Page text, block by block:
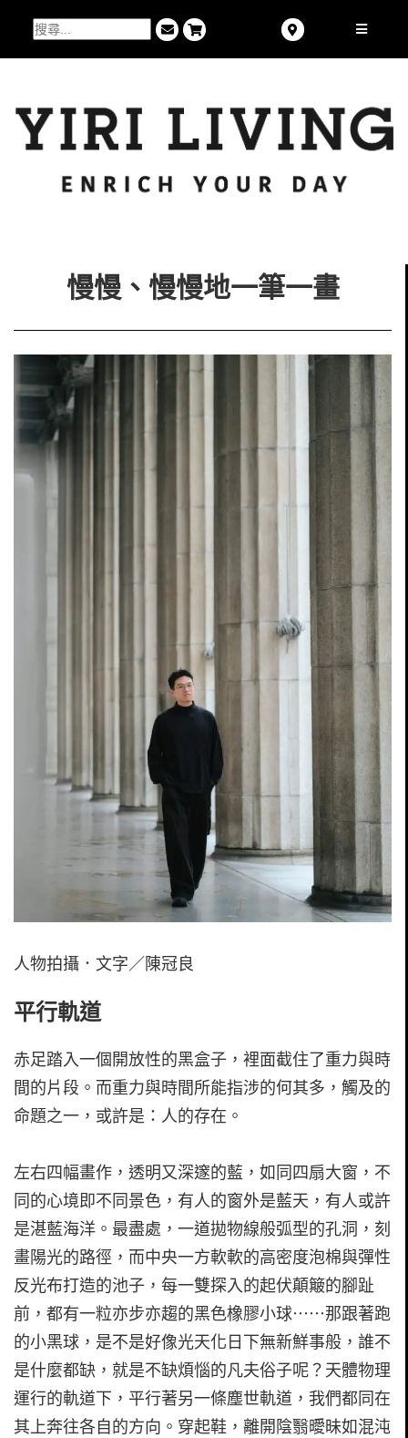
慢慢、慢慢地⼀筆⼀畫
人物拍攝．文字／陳冠良
平行軌道
赤足踏入一個開放性的黑盒子，裡面截住了重力與時
間的片段。而重力與時間所能指涉的何其多，觸及的
命題之一，或許是：人的存在。
左右四幅畫作，透明又深邃的藍，如同四扇大窗，不
同的心境即不同景色，有人的窗外是藍天，有人或許
是湛藍海洋。最盡處，一道拋物線般弧型的孔洞，刻
畫陽光的路徑，而中央一方軟軟的高密度泡棉與彈性
反光布打造的池子，每一雙探入的起伏顛簸的腳趾
前，都有一粒亦步亦趨的黑色橡膠小球⋯⋯那跟著跑
的小黑球，是不是好像光天化日下無新鮮事般，誰不
是什麼都缺，就是不缺煩惱的凡夫俗子呢？天體物理
運行的軌道下，平行著另一條塵世軌道，我們都同在
其上奔往各自的方向。穿起鞋，離開陰翳曖昧如混沌